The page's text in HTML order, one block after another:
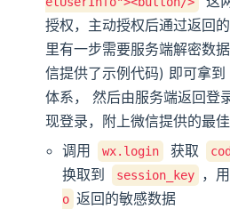
授权，主动授权后通过返回
里有一步需要服务端解密数
信提供了示例代码) 即可拿到
体系， 然后由服务端返回登
现登录，附上微信提供的最
调用
wx.login 获取
换取到
session_key ，
o 返回的敏感数据